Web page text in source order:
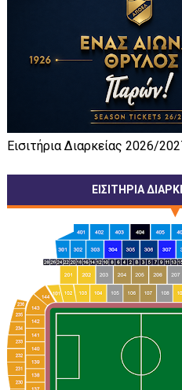
Εισιτήρια Διαρκείας 2026/
ΕΙΣΙΤΗΡΙΑ